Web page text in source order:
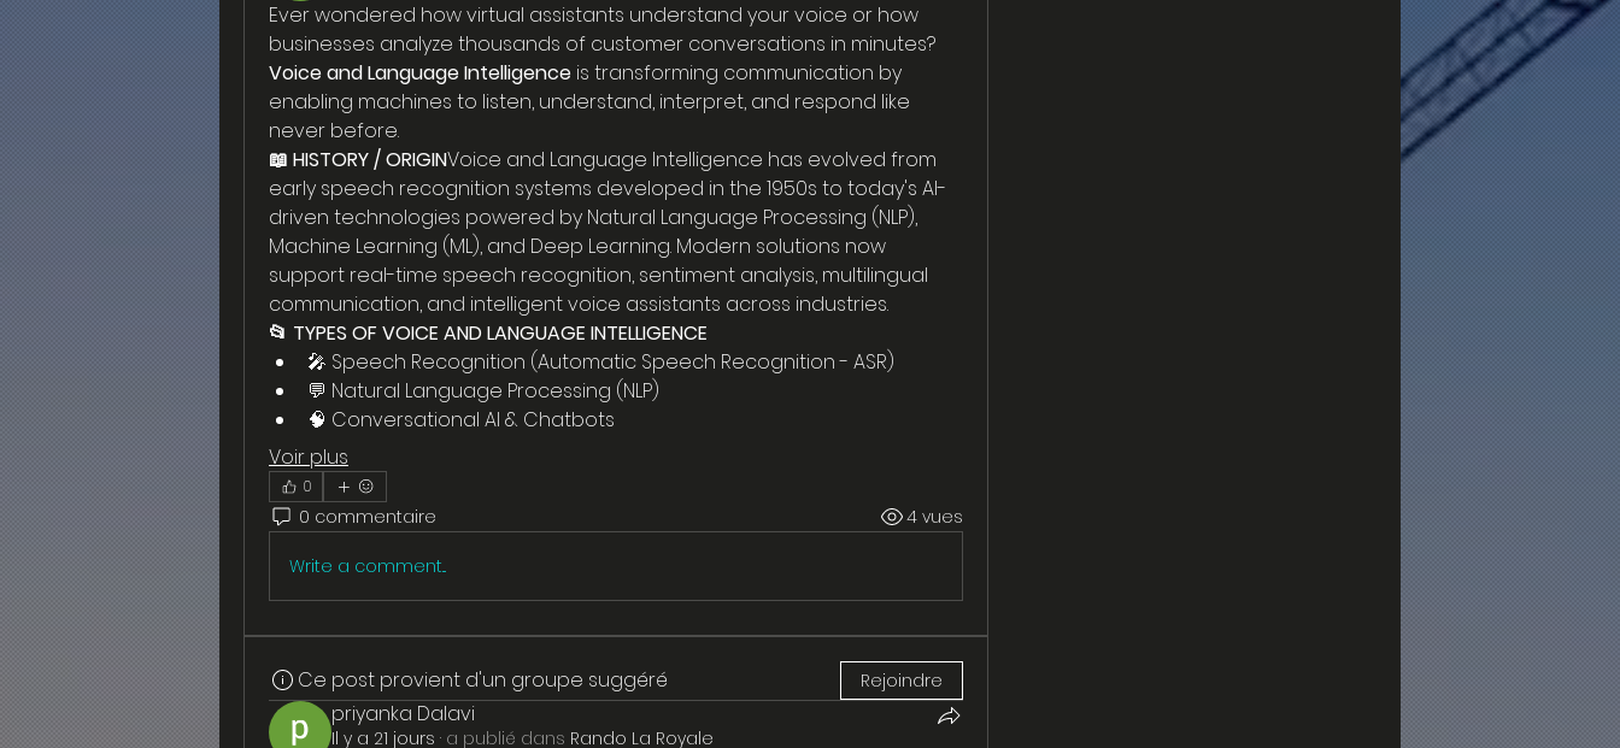
Ever wondered how virtual assistants understand your voice or how
businesses analyze thousands of customer conversations in minutes?
Voice and Language Intelligence is transforming communication by
enabling machines to listen, understand, interpret, and respond like
never before.
📖 HISTORY / ORIGINVoice and Language Intelligence has evolved from
early speech recognition systems developed in the 1950s to today's AI-
driven technologies powered by Natural Language Processing (NLP),
Machine Learning (ML), and Deep Learning. Modern solutions now
support real-time speech recognition, sentiment analysis, multilingual
communication, and intelligent voice assistants across industries.
📂 TYPES OF VOICE AND LANGUAGE INTELLIGENCE
🎤 Speech Recognition (Automatic Speech Recognition - ASR)
💬 Natural Language Processing (NLP)
🧠 Conversational AI & Chatbots
Voir plus
0
0 commentaire 4 vues
Write a comment...
Ce post provient d'un groupe suggéré Rejoindre
priyanka Dalavi
Il y a 21 jours · a publié dans Rando La Royale